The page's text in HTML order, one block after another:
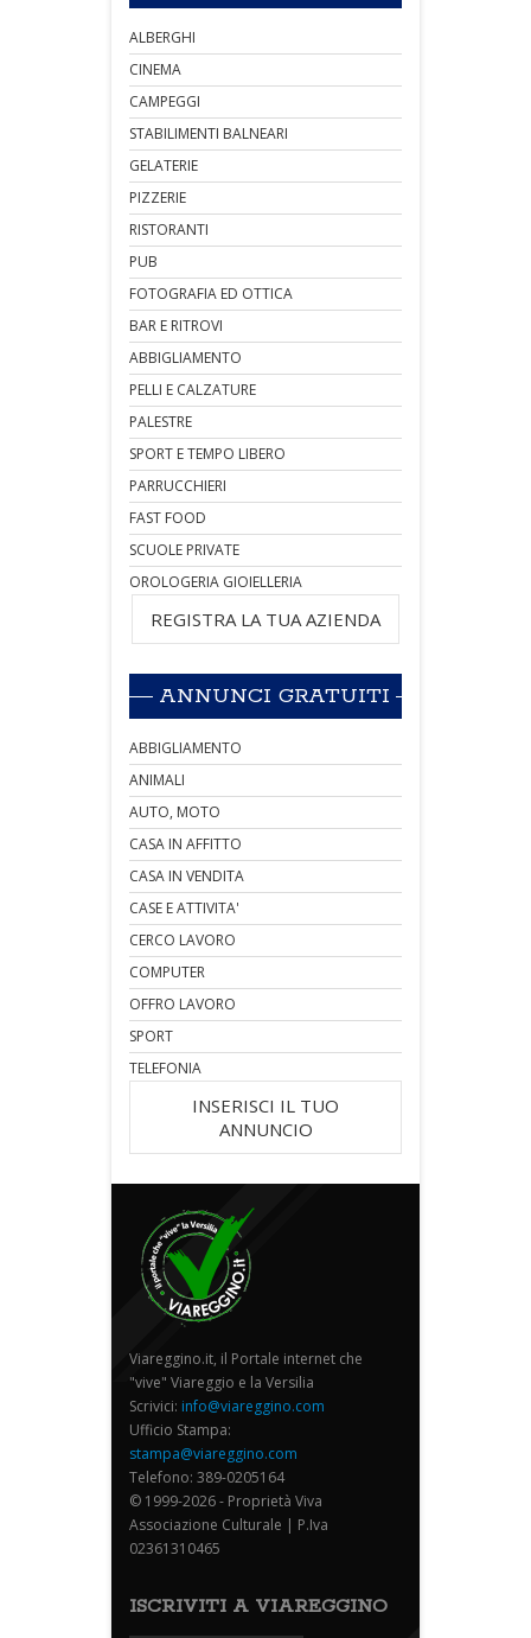
ALBERGHI
CINEMA
CAMPEGGI
STABILIMENTI BALNEARI
GELATERIE
PIZZERIE
RISTORANTI
PUB
FOTOGRAFIA ED OTTICA
BAR E RITROVI
ABBIGLIAMENTO
PELLI E CALZATURE
PALESTRE
SPORT E TEMPO LIBERO
PARRUCCHIERI
FAST FOOD
SCUOLE PRIVATE
OROLOGERIA GIOIELLERIA
REGISTRA LA TUA AZIENDA
ANNUNCI GRATUITI
ABBIGLIAMENTO
ANIMALI
AUTO, MOTO
CASA IN AFFITTO
CASA IN VENDITA
CASE E ATTIVITA'
CERCO LAVORO
COMPUTER
OFFRO LAVORO
SPORT
TELEFONIA
INSERISCI IL TUO
ANNUNCIO
Viareggino.it, il Portale internet che
"vive" Viareggio e la Versilia
Scrivici: info@viareggino.com
Ufficio Stampa:
stampa@viareggino.com
Telefono: 389-0205164
© 1999-2026 - Proprietà Viva
Associazione Culturale | P.Iva
02361310465
ISCRIVITI A VIAREGGINO